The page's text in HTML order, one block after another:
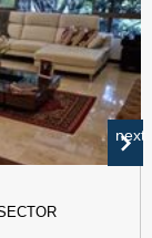
next